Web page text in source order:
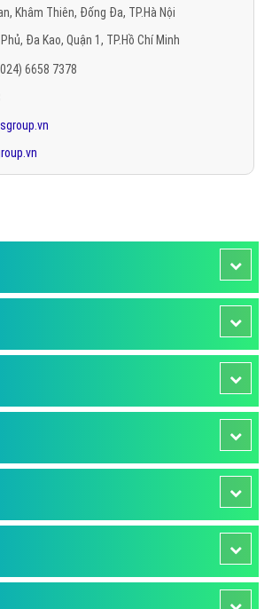
Khâm Thiên, Đống Đa, TP.Hà Nội
Đa Kao, Quận 1, TP.Hồ Chí Minh
6658 7378